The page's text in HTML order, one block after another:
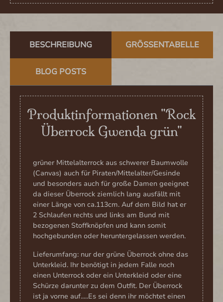
BESCHREIBUNG GRÖSSENTABELLE
BLOG POSTS
Produktinformationen "Rock
Überrock Gwenda grün"
grüner Mittelalterrock aus schwerer Baumwolle
(Canvas) auch für Piraten/Mittelalter/Gesinde
und besonders auch für große Damen geeignet
da dieser Überrock ziemlich lang ausfällt mit
einer Länge von ca.113cm. Auf dem Bild hat er
2 Schlaufen rechts und links am Bund mit
bezogenen Stoffknöpfen und kann somit
hochgebunden oder heruntergelassen werden.
Lieferumfang: nur der grüne Überrock ohne das
Unterkleid. Ihr benötigt in jedem Falle noch
einen Unterrock oder ein Unterkleid oder eine
Schürze darunter zu dem Outfit. Der Überrock
ist ja vorne auf.....Es sei denn ihr möchtet einen